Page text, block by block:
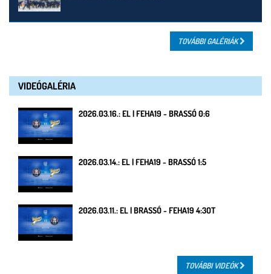
TOVÁBBI GALÉRIÁK
VIDEÓGALÉRIA
2026.03.16.: EL | FEHA19 - BRASSÓ 0:6
2026.03.14.: EL | FEHA19 - BRASSÓ 1:5
2026.03.11.: EL | BRASSÓ - FEHA19 4:3OT
TOVÁBBI VIDEÓK